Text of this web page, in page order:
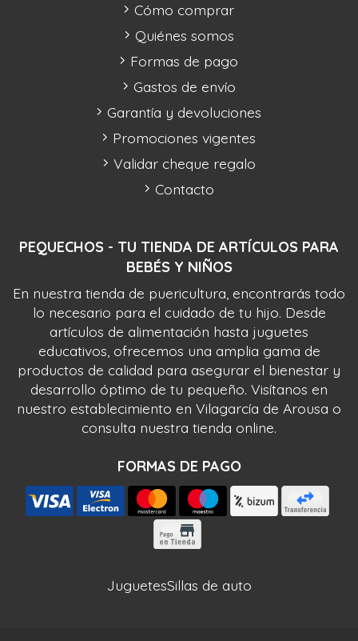
PEQUECHOS - TU TIENDA DE ARTÍCULOS PARA
BEBÉS Y NIÑOS
En nuestra tienda de puericultura, encontrarás todo
lo necesario para el cuidado de tu hijo. Desde
artículos de alimentación hasta juguetes
educativos, ofrecemos una amplia gama de
productos de calidad para asegurar el bienestar y
desarrollo óptimo de tu pequeño. Visítanos en
nuestro establecimiento en Vilagarcía de Arousa o
consulta nuestra tienda online.
FORMAS DE PAGO
Cómo comprar
Quiénes somos
Formas de pago
Gastos de envío
Garantía y devoluciones
Promociones vigentes
Validar cheque regalo
Contacto
JuguetesSillas de auto